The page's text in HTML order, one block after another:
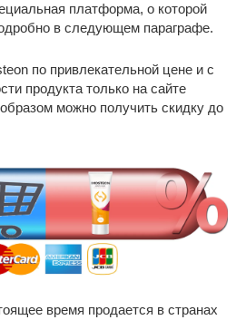
платформа, о которой
в следующем параграфе.
по привлекательной цене и с
продукта только на сайте
можно получить скидку до
время продается в странах